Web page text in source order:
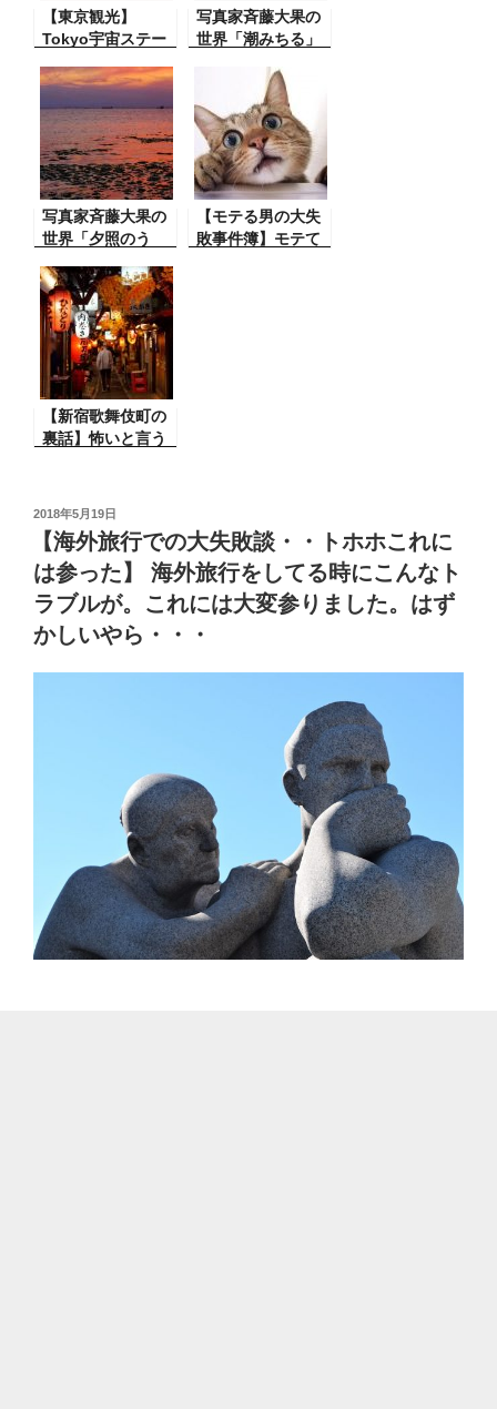
【東京観光】
Tokyo宇宙ステー
写真家斉藤大果の
世界「潮みちる」
写真家斉藤大果の
世界「夕照のう
【モテる男の大失
敗事件簿】モテて
【新宿歌舞伎町の
裏話】怖いと言う
投
稿
日:
2018年5月19日
【海外旅行での大失敗談・・トホホこれに
は参った】 海外旅行をしてる時にこんなト
ラブルが。これには大変参りました。はず
かしいやら・・・